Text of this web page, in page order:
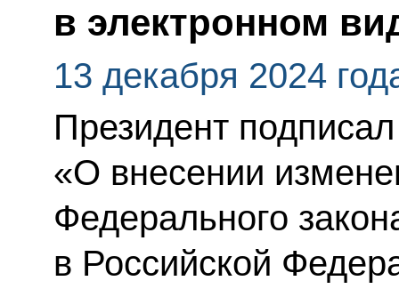
в электронном
13 декабря 2024
Президент
«О внесении
Федерального
в Российской